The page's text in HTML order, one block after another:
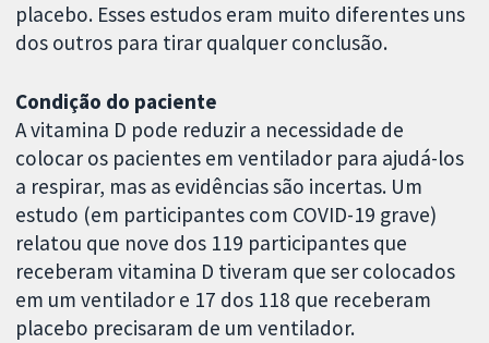
placebo. Esses estudos eram muito diferentes uns
dos outros para tirar qualquer conclusão.
Condição do paciente
A vitamina D pode reduzir a necessidade de
colocar os pacientes em ventilador para ajudá-los
a respirar, mas as evidências são incertas. Um
estudo (em participantes com COVID-19 grave)
relatou que nove dos 119 participantes que
receberam vitamina D tiveram que ser colocados
em um ventilador e 17 dos 118 que receberam
placebo precisaram de um ventilador.